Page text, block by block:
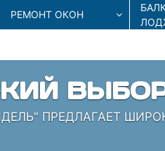
РЕМОНТ ОКОН
ИСПОЛЬЗУЮТ
СПЕЦИАЛИСТЫ,